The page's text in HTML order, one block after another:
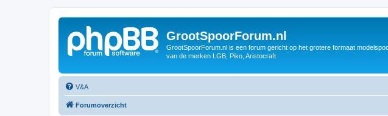
GrootSpoorForum.nl
GrootSpoorForum.nl is een forum gericht op het grotere formaat
van de merken LGB, Piko, Aristocraft.
V&A
Forumoverzicht